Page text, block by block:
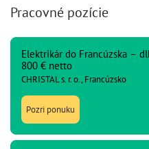
Pracovné pozície
Elektrikár do Francúzska –
800 € netto
CHRISTAL s. r. o., Francúzsko
Pozri ponuku